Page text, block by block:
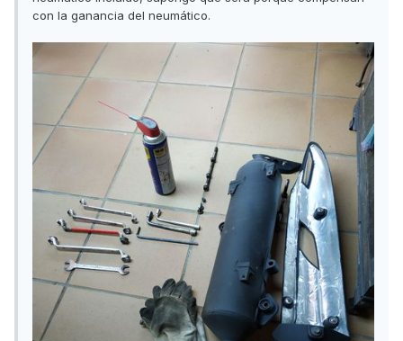
con la ganancia del neumático.